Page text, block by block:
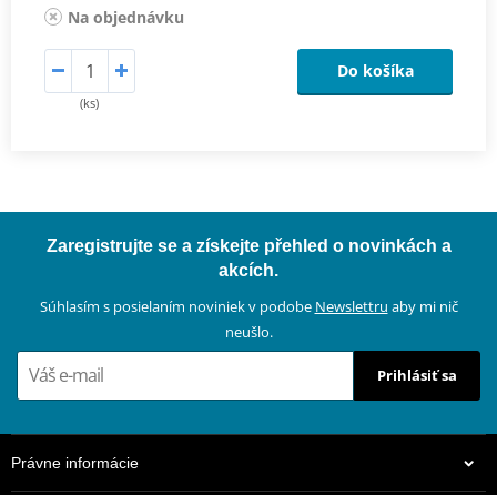
Na objednávku
(ks)
Do košíka
Zaregistrujte se a získejte přehled o novinkách a
akcích.
Súhlasím s posielaním noviniek v podobe Newslettru aby mi nič
neušlo.
Prihlásiť sa
Právne informácie